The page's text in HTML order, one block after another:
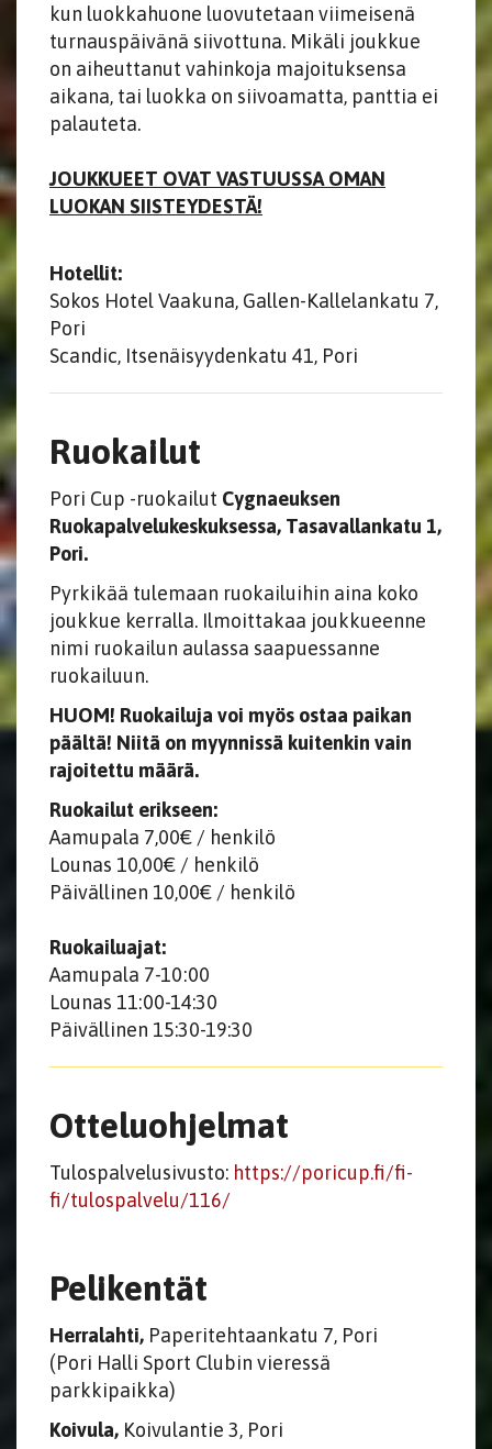
kun luokkahuone luovutetaan viimeisenä
turnauspäivänä siivottuna. Mikäli joukkue
on aiheuttanut vahinkoja majoituksensa
aikana, tai luokka on siivoamatta, panttia ei
palauteta.
JOUKKUEET OVAT VASTUUSSA OMAN
LUOKAN SIISTEYDESTÄ!
Hotellit:
Sokos Hotel Vaakuna, Gallen-Kallelankatu 7,
Pori
Scandic, Itsenäisyydenkatu 41, Pori
Ruokailut
Pori Cup -ruokailut Cygnaeuksen
Ruokapalvelukeskuksessa, Tasavallankatu 1,
Pori.
Pyrkikää tulemaan ruokailuihin aina koko
joukkue kerralla. Ilmoittakaa joukkueenne
nimi ruokailun aulassa saapuessanne
ruokailuun.
HUOM! Ruokailuja voi myös ostaa paikan
päältä! Niitä on myynnissä kuitenkin vain
rajoitettu määrä.
Ruokailut erikseen:
Aamupala 7,00€ / henkilö
Lounas 10,00€ / henkilö
Päivällinen 10,00€ / henkilö
Ruokailuajat:
Aamupala 7-10:00
Lounas 11:00-14:30
Päivällinen 15:30-19:30
Otteluohjelmat
Tulospalvelusivusto: https://poricup.fi/fi-
fi/tulospalvelu/116/
Pelikentät
Herralahti, Paperitehtaankatu 7, Pori
(Pori Halli Sport Clubin vieressä
parkkipaikka)
Koivula, Koivulantie 3, Pori